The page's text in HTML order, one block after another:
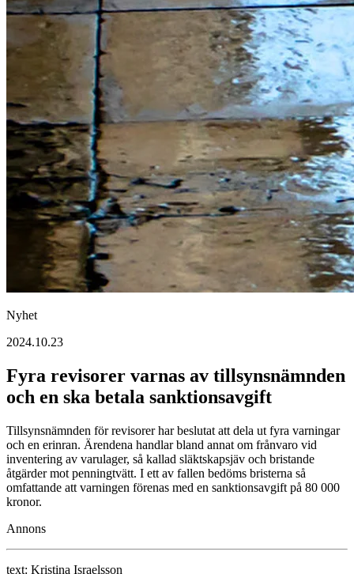
Nyhet
2024.10.23
Fyra revisorer varnas av tillsynsnämnden
och en ska betala sanktionsavgift
Tillsynsnämnden för revisorer har beslutat att dela ut fyra varningar
och en erinran. Ärendena handlar bland annat om frånvaro vid
inventering av varulager, så kallad släktskapsjäv och bristande
åtgärder mot penningtvätt. I ett av fallen bedöms bristerna så
omfattande att varningen förenas med en sanktionsavgift på 80 000
kronor.
Annons
text: Kristina Israelsson